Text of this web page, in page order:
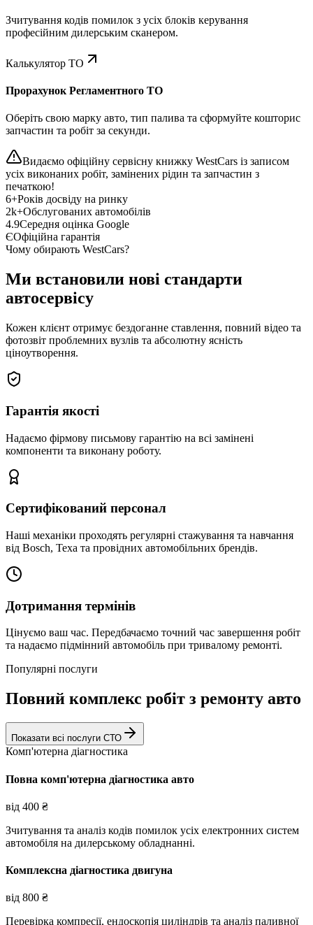
Зчитування кодів помилок з усіх блоків керування
професійним дилерським сканером.
Калькулятор ТО
Прорахунок Регламентного ТО
Оберіть свою марку авто, тип палива та сформуйте кошторис
запчастин та робіт за секунди.
Видаємо офіційну сервісну книжку WestCars із записом
усіх виконаних робіт, замінених рідин та запчастин з
печаткою!
6+Років досвіду на ринку
2k+Обслугованих автомобілів
4.9Середня оцінка Google
ЄОфіційна гарантія
Чому обирають WestCars?
Ми встановили нові стандарти
автосервісу
Кожен клієнт отримує бездоганне ставлення, повний відео та
фотозвіт проблемних вузлів та абсолютну ясність
ціноутворення.
Гарантія якості
Надаємо фірмову письмову гарантію на всі замінені
компоненти та виконану роботу.
Сертифікований персонал
Наші механіки проходять регулярні стажування та навчання
від Bosch, Texa та провідних автомобільних брендів.
Дотримання термінів
Цінуємо ваш час. Передбачаємо точний час завершення робіт
та надаємо підмінний автомобіль при тривалому ремонті.
Популярні послуги
Повний комплекс робіт з ремонту авто
Показати всі послуги СТО
Комп'ютерна діагностика
Повна комп'ютерна діагностика авто
від 400 ₴
Зчитування та аналіз кодів помилок усіх електронних систем
автомобіля на дилерському обладнанні.
Комплексна діагностика двигуна
від 800 ₴
Перевірка компресії, ендоскопія циліндрів та аналіз паливної